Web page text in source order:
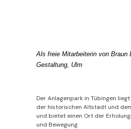
Als freie Mitarbeiterin von Braun
Gestaltung, Ulm
Der Anlagenpark in Tübingen
der historischen Altstadt und
und bietet einen Ort der
und Bewegung.